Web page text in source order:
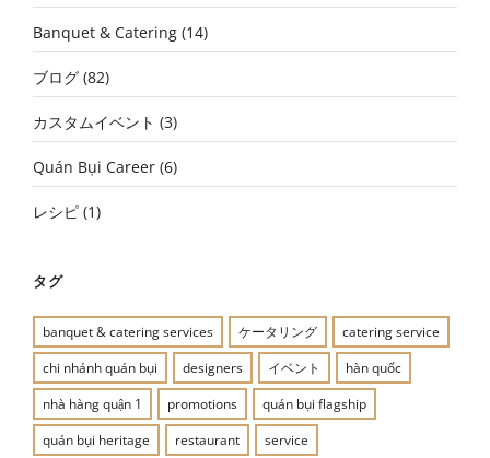
Banquet & Catering (14)
ブログ (82)
カスタムイベント (3)
Quán Bụi Career (6)
レシピ (1)
タグ
banquet & catering services ケータリング
catering service
chi nhánh quán bụi
designers イベント
hàn quốc
nhà hàng quận 1
promotions
quán bụi flagship
quán bụi heritage
restaurant service